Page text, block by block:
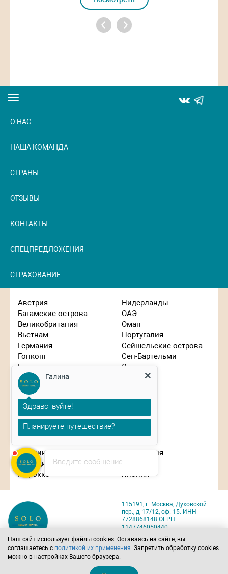
Toggle
О НАС
НАША КОМАНДА
СТРАНЫ
ОТЗЫВЫ
КОНТАКТЫ
СПЕЦПРЕДЛОЖЕНИЯ
СТРАХОВАНИЕ
Австрия
Багамские острова
Великобритания
Вьетнам
Германия
Гонконг
Греция
Израиль
Индонезия
Иордания
Испания
Италия
Кипр
Маврикий
Мальдивы
Марокко
Нидерланды
ОАЭ
Оман
Португалия
Сейшельские острова
Сен-Бартельми
Сингапур
Словения
Таиланд
Турция
Швейцария
ЮАР
Япония
115191, г. Москва, Духовской
пер., д, 17/12, оф. 15. ИНН
7728868148 ОГРН
1147746050440
Карта проезда
Политика обработки
Напишите нам
Наш сайт использует файлы cookies. Оставаясь на сайте, вы
соглашаетесь с политикой их применения. Запретить обработку cookies
можно в настройках Вашего браузера.
Введите сообщение
Галина
Здравствуйте!
Планируете путешествие?